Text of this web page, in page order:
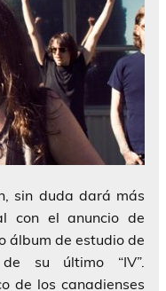
sin duda dará más
con el anuncio de
álbum de estudio de
su último “IV”.
de los canadienses